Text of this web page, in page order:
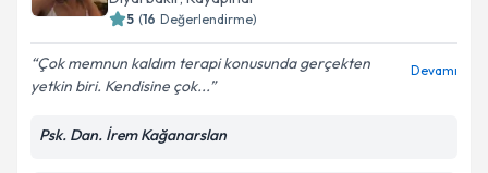
Kişisel verilerimin işlenmesine ilişkin
5 (16 Değerlendirme)
Çok memnun kaldım terapi konusunda gerçekten
yetkin biri. Kendisine çok...
Devamı
Psk. Dan. İrem Kağanarslan